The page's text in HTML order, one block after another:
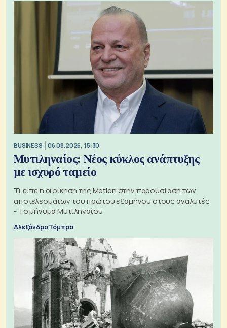
BUSINESS 06.08.2026, 15:30
Μυτιληναίος: Νέος κύκλος ανάπτυξης
με ισχυρό ταμείο
Τι είπε η διοίκηση της Metlen στην παρουσίαση των
αποτελεσμάτων του πρώτου εξαμήνου στους αναλυτές
- Το μήνυμα Μυτιληναίου
Αλεξάνδρα Τόμπρα